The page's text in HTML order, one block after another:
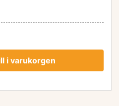
i varukorgen